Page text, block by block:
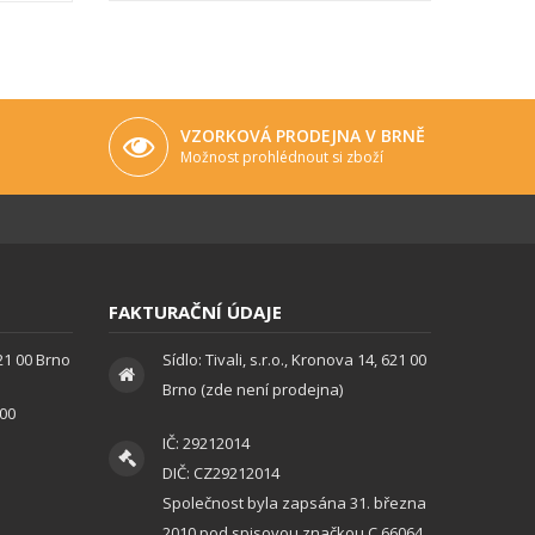
VZORKOVÁ PRODEJNA V BRNĚ
Možnost prohlédnout si zboží
00 Brno
FAKTURAČNÍ ÚDAJE
Sídlo: Tivali, s.r.o., Kronova 14, 621 00
Brno (zde není prodejna)
IČ: 29212014
DIČ: CZ29212014
Společnost byla zapsána 31. března